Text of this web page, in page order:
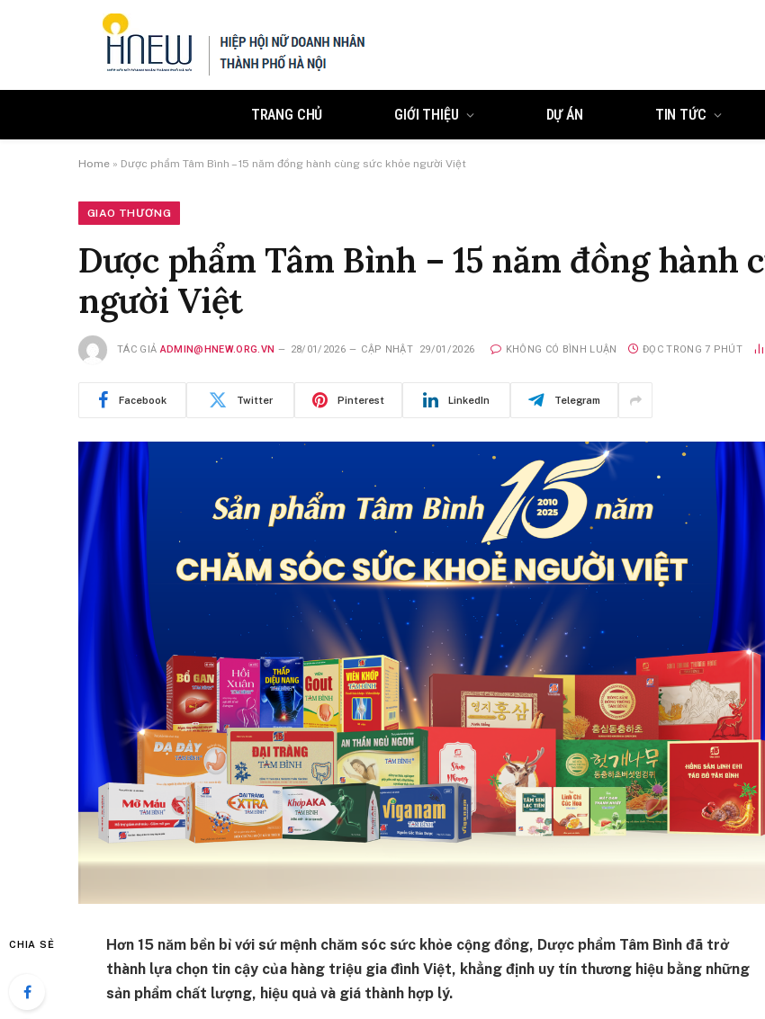
TRANG CHỦ GIỚI THIỆU DỰ ÁN TIN TỨC
Home » Dược phẩm Tâm Bình – 15 năm đồng hành cùng sức khỏe người Việt
GIAO THƯƠNG
Dược phẩm Tâm Bình – 15 năm đồng hành
người Việt
TÁC GIẢ ADMIN@HNEW.ORG.VN 28/01/2026 CẬP NHẬT 29/01/2026 KHÔNG CÓ BÌNH LUẬN ĐỌC TRONG 7 PHÚT
Facebook Twitter Pinterest LinkedIn Telegram
CHIA SẺ
Hơn 15 năm bền bỉ với sứ mệnh chăm sóc sức khỏe cộng đồng, Dược phẩm Tâm Bình đã trở
thành lựa chọn tin cậy của hàng triệu gia đình Việt, khẳng định uy tín thương hiệu bằng những
sản phẩm chất lượng, hiệu quả và giá thành hợp lý.